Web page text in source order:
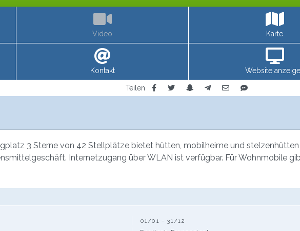
Video Karte
Kontakt Website
Teilen
3 Sterne von 42 Stellplätze bietet hütten, mobilheime und stelzenhütten
Internetzugang über WLAN ist verfügbar. Für Wohnmobile
01/01 - 31/12